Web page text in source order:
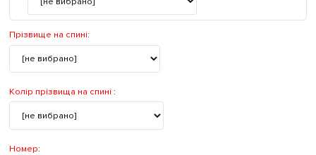
Прізвище на спині:
Колір прізвища на спині :
Номер: